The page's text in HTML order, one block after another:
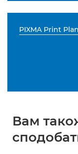
PIXMA Print Plan
Вам